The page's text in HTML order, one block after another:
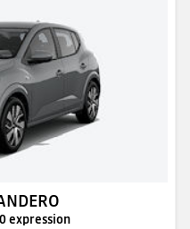
expression